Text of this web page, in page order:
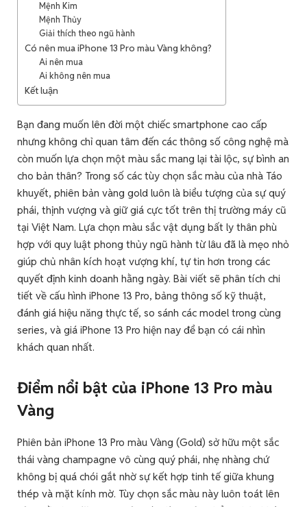
Mệnh Kim
Mệnh Thủy
Giải thích theo ngũ hành
Có nên mua iPhone 13 Pro màu Vàng không?
Ai nên mua
Ai không nên mua
Kết luận
Bạn đang muốn lên đời một chiếc smartphone cao cấp
nhưng không chỉ quan tâm đến các thông số công nghệ mà
còn muốn lựa chọn một màu sắc mang lại tài lộc, sự bình an
cho bản thân? Trong số các tùy chọn sắc màu của nhà Táo
khuyết, phiên bản vàng gold luôn là biểu tượng của sự quý
phái, thịnh vượng và giữ giá cực tốt trên thị trường máy cũ
tại Việt Nam. Lựa chọn màu sắc vật dụng bất ly thân phù
hợp với quy luật phong thủy ngũ hành từ lâu đã là mẹo nhỏ
giúp chủ nhân kích hoạt vượng khí, tự tin hơn trong các
quyết định kinh doanh hằng ngày. Bài viết sẽ phân tích chi
tiết về cấu hình iPhone 13 Pro, bảng thông số kỹ thuật,
đánh giá hiệu năng thực tế, so sánh các model trong cùng
series, và giá iPhone 13 Pro hiện nay để bạn có cái nhìn
khách quan nhất.
Điểm nổi bật của iPhone 13 Pro màu
Vàng
Phiên bản iPhone 13 Pro màu Vàng (Gold) sở hữu một sắc
thái vàng champagne vô cùng quý phái, nhẹ nhàng chứ
không bị quá chói gắt nhờ sự kết hợp tinh tế giữa khung
thép và mặt kính mờ. Tùy chọn sắc màu này luôn toát lên